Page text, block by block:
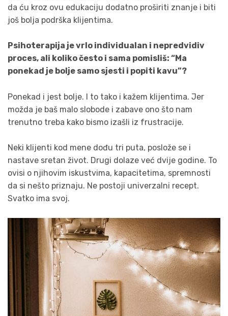
da ću kroz ovu edukaciju dodatno proširiti znanje i biti
još bolja podrška klijentima.
Psihoterapija je vrlo individualan i nepredvidiv
proces, ali koliko često i sama pomisliš: “Ma
ponekad je bolje samo sjesti i popiti kavu”?
Ponekad i jest bolje. I to tako i kažem klijentima. Jer
možda je baš malo slobode i zabave ono što nam
trenutno treba kako bismo izašli iz frustracije.
Neki klijenti kod mene dođu tri puta, poslože se i
nastave sretan život. Drugi dolaze već dvije godine. To
ovisi o njihovim iskustvima, kapacitetima, spremnosti
da si nešto priznaju. Ne postoji univerzalni recept.
Svatko ima svoj.